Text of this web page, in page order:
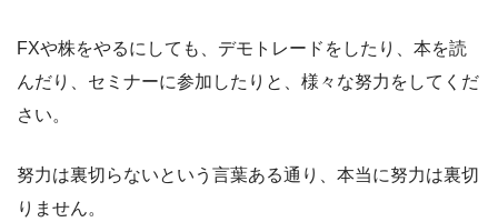
FXや株をやるにしても、デモトレードをしたり、本を読
んだり、セミナーに参加したりと、様々な努力をしてくだ
さい。
努力は裏切らないという言葉ある通り、本当に努力は裏切
りません。